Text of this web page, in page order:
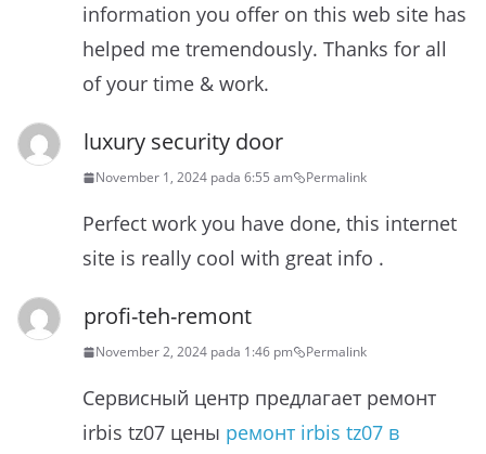
information you offer on this web site has
helped me tremendously. Thanks for all
of your time & work.
luxury security door
November 1, 2024 pada 6:55 am Permalink
Perfect work you have done, this internet
site is really cool with great info .
profi-teh-remont
November 2, 2024 pada 1:46 pm Permalink
Сервисный центр предлагает ремонт
irbis tz07 цены ремонт irbis tz07 в